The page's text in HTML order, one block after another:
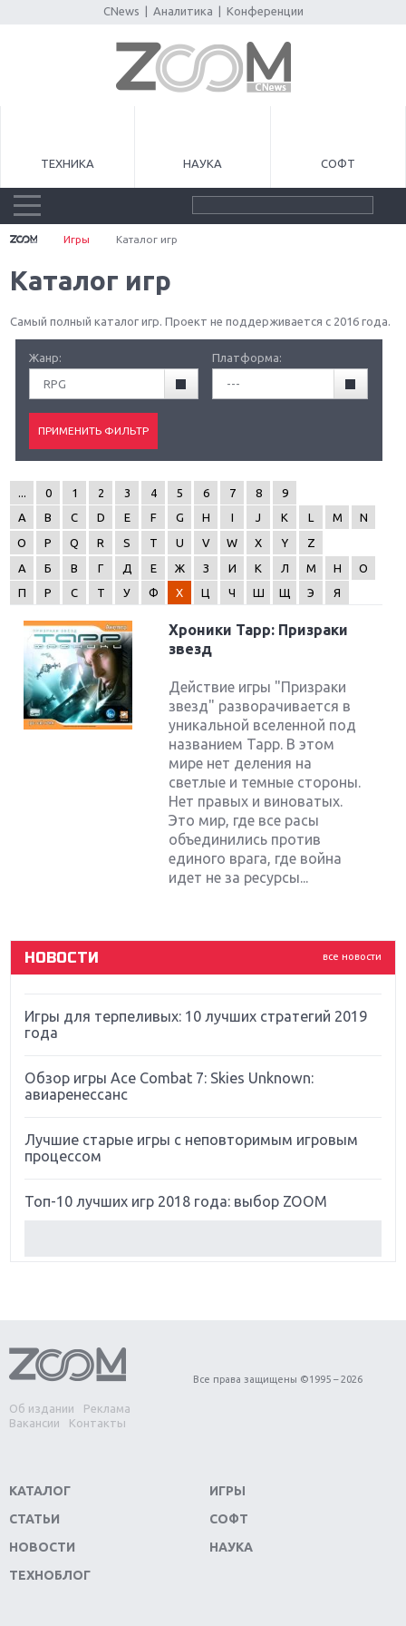
CNews Аналитика Конференции
ТЕХНИКА НАУКА СОФТ
Игры Каталог игр
Каталог игр
Самый полный каталог игр. Проект не поддерживается с 2016 года.
Жанр:
RPG
Платформа:
---
0 1 2 3 4 5 6 7 8
9
A
B C D E F G H I J K L M
N
O
P Q R S T U V W X Y
Z
А
Б В Г Д Е Ж З И К Л М Н
О
П
Р С Т У Ф Х Ц Ч Ш Щ Э Я
Хроники Тарр: Призраки
звезд
Действие игры "Призраки
звезд" разворачивается в
уникальной вселенной под
названием Тарр. В этом
мире нет деления на
светлые и темные стороны.
Нет правых и виноватых.
Это мир, где все расы
объединились против
единого врага, где война
идет не за ресурсы...
все новости
НОВОСТИ
Крупнейшие релизы мая: Nintendo, Microsoft и
Новинки для Nintendo Switch: Labo, South Park и
Far Cry 5: хвалить нельзя ругать
Игры для терпеливых: 10 лучших стратегий 2019
года
Обзор игры Ace Combat 7: Skies Unknown:
авиаренессанс
Лучшие старые игры с неповторимым игровым
процессом
Топ-10 лучших игр 2018 года: выбор ZOOM
Обзор игры Forza Horizon 4: вершина эволюции
Две важных новинки для консолей: Spider-Man и
Divinity Original Sin 2
Switch
Обзор игры The Crew 2: покорение Америки
Важнейшие анонсы E3 2018
Об издании
Реклама
Вакансии
Контакты
Все права защищены ©1995 – 2026
КАТАЛОГ
СТАТЬИ
НОВОСТИ
ТЕХНОБЛОГ
ИГРЫ
СОФТ
НАУКА